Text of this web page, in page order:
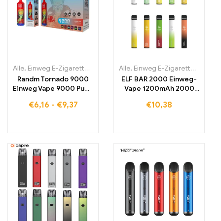
Alle, Einweg E-Zigaretten Einweg-E-Zigaretten Belgien,Einweg-
Randm Tornado 9000
Einweg Vape 9000 Puffs
€6,16 - €9,37
Alle, Einweg E-Zigaretten
ELF BAR 2000 Einweg-
Vape 1200mAh 2000
€10,38